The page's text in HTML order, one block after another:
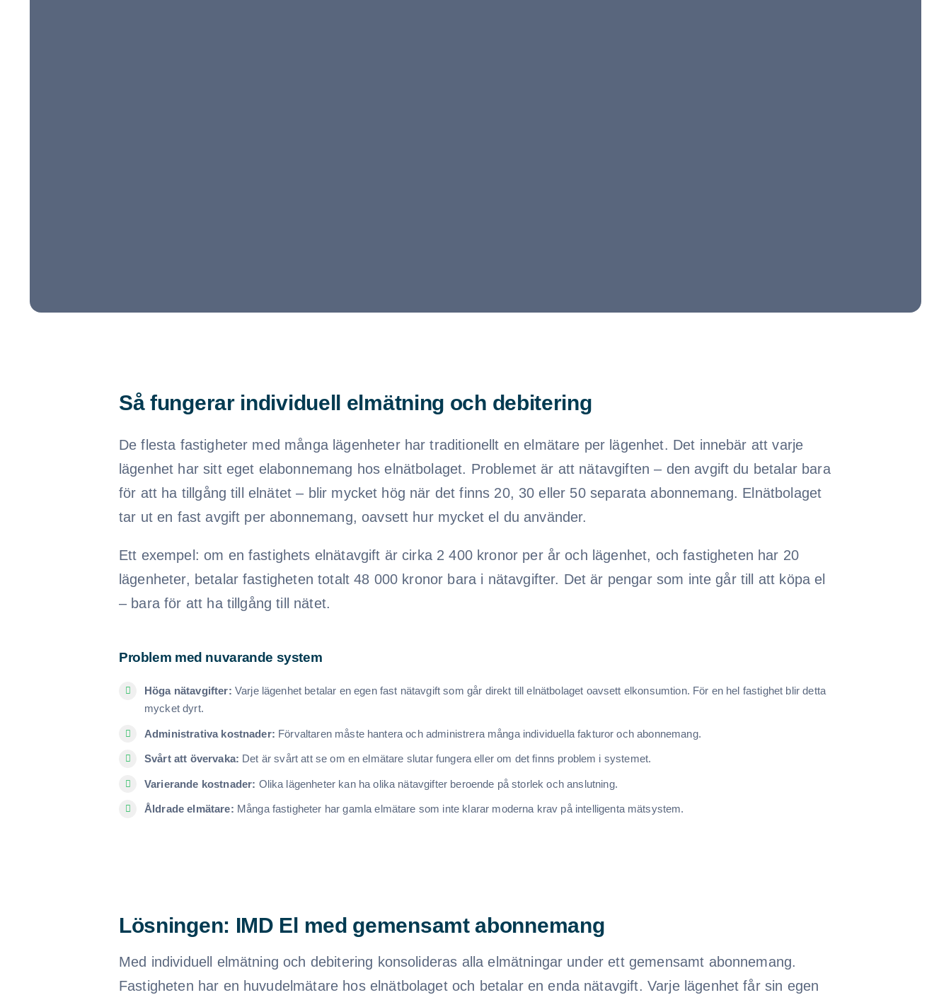
Så fungerar individuell elmätning och debitering
De flesta fastigheter med många lägenheter har traditionellt en elmätare per lägenhet. Det innebär att varje
lägenhet har sitt eget elabonnemang hos elnätbolaget. Problemet är att nätavgiften – den avgift du betalar bara
för att ha tillgång till elnätet – blir mycket hög när det finns 20, 30 eller 50 separata abonnemang. Elnätbolaget
tar ut en fast avgift per abonnemang, oavsett hur mycket el du använder.
Ett exempel: om en fastighets elnätavgift är cirka 2 400 kronor per år och lägenhet, och fastigheten har 20
lägenheter, betalar fastigheten totalt 48 000 kronor bara i nätavgifter. Det är pengar som inte går till att köpa el
– bara för att ha tillgång till nätet.
Problem med nuvarande system
Höga nätavgifter: Varje lägenhet betalar en egen fast nätavgift som går direkt till elnätbolaget oavsett elkonsumtion. För en hel fastighet blir detta
mycket dyrt.
Administrativa kostnader: Förvaltaren måste hantera och administrera många individuella fakturor och abonnemang.
Svårt att övervaka: Det är svårt att se om en elmätare slutar fungera eller om det finns problem i systemet.
Varierande kostnader: Olika lägenheter kan ha olika nätavgifter beroende på storlek och anslutning.
Åldrade elmätare: Många fastigheter har gamla elmätare som inte klarar moderna krav på intelligenta mätsystem.
Lösningen: IMD El med gemensamt abonnemang
Med individuell elmätning och debitering konsolideras alla elmätningar under ett gemensamt abonnemang.
Fastigheten har en huvudelmätare hos elnätbolaget och betalar en enda nätavgift. Varje lägenhet får sin egen